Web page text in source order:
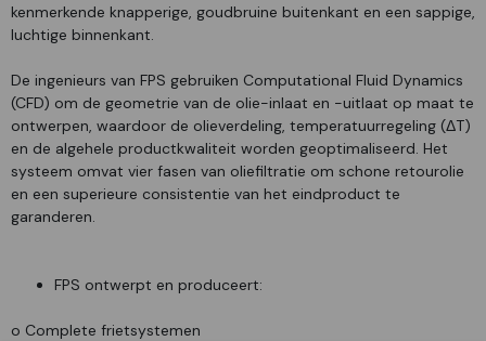
kenmerkende knapperige, goudbruine buitenkant en een sappige,
luchtige binnenkant.
De ingenieurs van FPS gebruiken Computational Fluid Dynamics
(CFD) om de geometrie van de olie-inlaat en -uitlaat op maat te
ontwerpen, waardoor de olieverdeling, temperatuurregeling (ΔT)
en de algehele productkwaliteit worden geoptimaliseerd. Het
systeem omvat vier fasen van oliefiltratie om schone retourolie
en een superieure consistentie van het eindproduct te
garanderen.
FPS ontwerpt en produceert:
o Complete frietsystemen